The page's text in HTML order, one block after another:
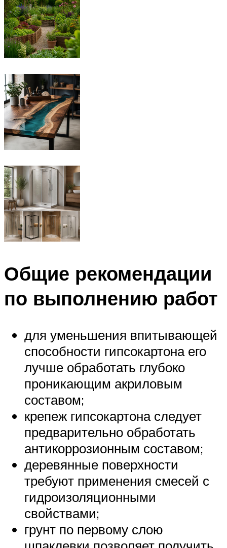
Общие рекомендации
по выполнению работ
для уменьшения впитывающей
способности гипсокартона его
лучше обработать глубоко
проникающим акриловым
составом;
крепеж гипсокартона следует
предварительно обработать
антикоррозионным составом;
деревянные поверхности
требуют применения смесей с
гидроизоляционными
свойствами;
грунт по первому слою